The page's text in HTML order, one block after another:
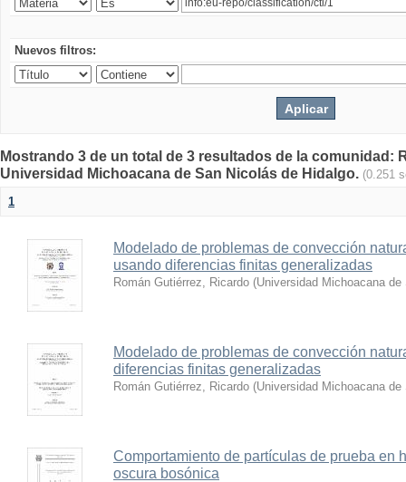
Nuevos filtros:
Mostrando 3 de un total de 3 resultados de la comunidad:
Universidad Michoacana de San Nicolás de Hidalgo. (0.251
1
Modelado de problemas de convección
usando diferencias finitas generalizadas
Román Gutiérrez, Ricardo (Universidad Michoacana
Modelado de problemas de convección
diferencias finitas generalizadas
Román Gutiérrez, Ricardo (Universidad Michoacana
Comportamiento de partículas de prueba en
oscura bosónica